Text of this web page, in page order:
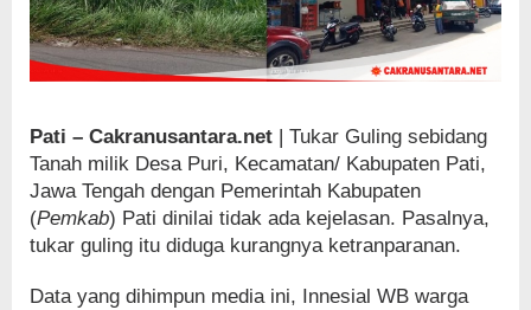
Pati – Cakranusantara.net | Tukar Guling sebidang
Tanah milik Desa Puri, Kecamatan/ Kabupaten Pati,
Jawa Tengah dengan Pemerintah Kabupaten
(Pemkab) Pati dinilai tidak ada kejelasan. Pasalnya,
tukar guling itu diduga kurangnya ketranparanan.
Data yang dihimpun media ini, Innesial WB warga